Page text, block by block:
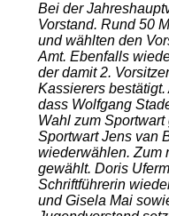
Bei der
Vorstand. Rund 50
undwählten den
Amt. Ebenfalls
der damit 2.
Kassierers
dass Wolfgang
Wahl zum
Sportwart Jens van
wiederwählen. Zum
gewählt. Doris
Schriftführerin
und Gisela Mai